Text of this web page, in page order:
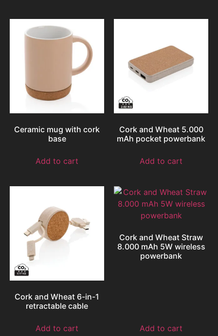
Ceramic mug with cork
base
Add to cart
Cork and Wheat 5.000
mAh pocket powerbank
Add to cart
Cork and Wheat 6-in-1
retractable cable
Add to cart
Cork and Wheat Straw
8.000 mAh 5W wireless
powerbank
Add to cart